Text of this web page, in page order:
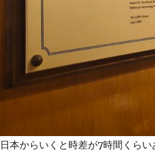
日本からいくと時差が7時間くら